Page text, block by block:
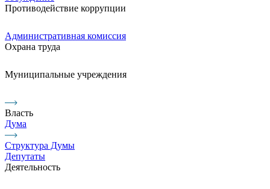
Противодействие коррупции
Административная комиссия
Охрана труда
Муниципальные учреждения
Власть
Дума
Структура Думы
Депутаты
Деятельность